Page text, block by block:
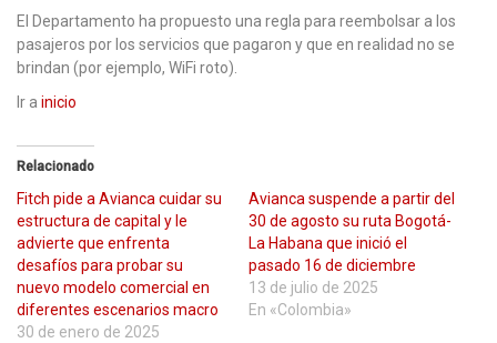
El Departamento ha propuesto una regla para reembolsar a los
pasajeros por los servicios que pagaron y que en realidad no se
brindan (por ejemplo, WiFi roto).
Ir a inicio
Relacionado
Fitch pide a Avianca cuidar su
estructura de capital y le
advierte que enfrenta
desafíos para probar su
nuevo modelo comercial en
diferentes escenarios macro
30 de enero de 2025
Avianca suspende a partir del
30 de agosto su ruta Bogotá-
La Habana que inició el
pasado 16 de diciembre
13 de julio de 2025
En «Colombia»